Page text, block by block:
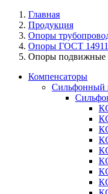
Главная
Продукция
Опоры
Опоры ГОСТ
Опоры
Компенсаторы
Сильфонный